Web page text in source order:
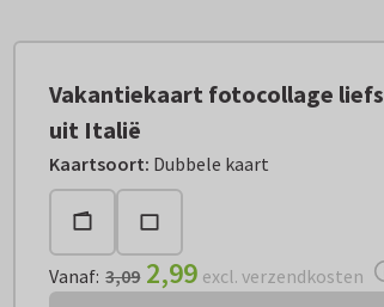
Vakantiekaart fotocollage liefs
uit Italië
Kaartsoort: Dubbele kaart
Vanaf:€ 2,99 excl. verzendkosten
Vanaf: 3,09 2,99 excl. verzendkosten